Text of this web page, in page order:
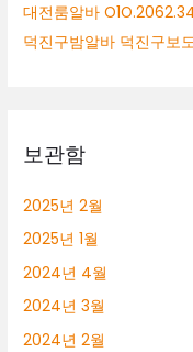
대전룸알바
덕진구밤알바 덕진구보
보관함
2025년 2월
2025년 1월
2024년 4월
2024년 3월
2024년 2월